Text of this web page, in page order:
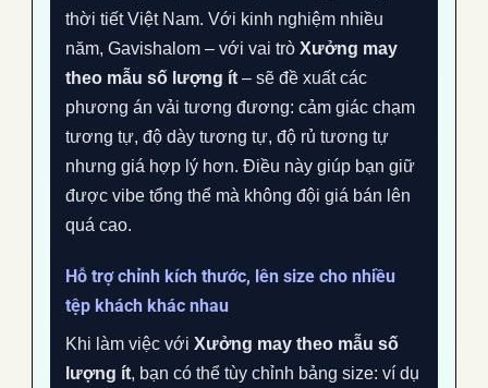
thời tiết Việt Nam. Với kinh nghiệm nhiều
năm, Gavishalom – với vai trò Xưởng may
theo mẫu số lượng ít – sẽ đề xuất các
phương án vải tương đương: cảm giác chạm
tương tự, độ dày tương tự, độ rủ tương tự
nhưng giá hợp lý hơn. Điều này giúp bạn giữ
được vibe tổng thể mà không đội giá bán lên
quá cao.
Hỗ trợ chỉnh kích thước, lên size cho nhiều
tệp khách khác nhau
Khi làm việc với Xưởng may theo mẫu số
lượng ít, bạn có thể tùy chỉnh bảng size: ví dụ